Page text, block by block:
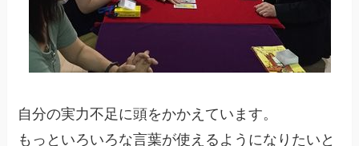
自分の実力不足に頭をかかえています。
もっといろいろな言葉が使えるようになりたいと